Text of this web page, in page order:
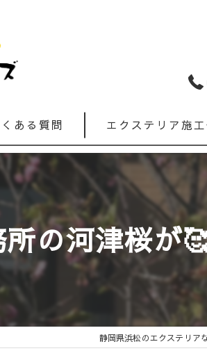
くある質問 エクステリア施
の河津桜が
静岡県浜松のエクステリア